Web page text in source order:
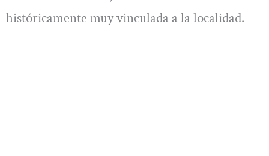
históricamente muy vinculada a la localidad.